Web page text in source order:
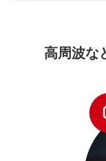
高周波な